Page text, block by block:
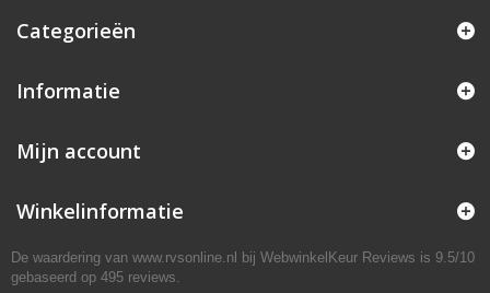
Categorieën
Informatie
Mijn account
Winkelinformatie
De waardering van www.rvsonline.nl bij WebwinkelKeur Reviews is 9.5/10
gebaseerd op 495 reviews.